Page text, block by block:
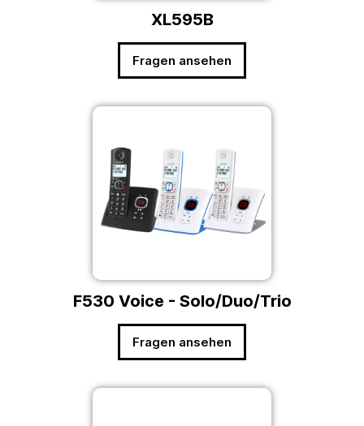
XL595B
Fragen ansehen
F530 Voice - Solo/Duo/Trio
Fragen ansehen